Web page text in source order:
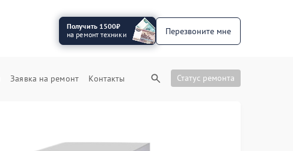
Получить 1500₽
на ремонт техники
Перезвоните мне
Заявка на ремонт Контакты Статус ремонта